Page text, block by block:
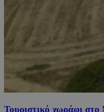
Τουριστικό χωράφι